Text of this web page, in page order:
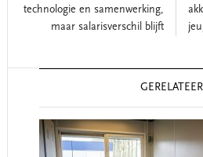
technologie en samenwerking,
maar salarisverschil blijft